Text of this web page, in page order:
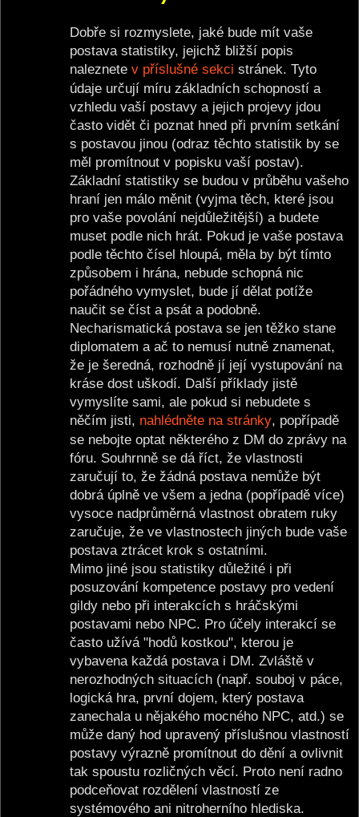
Dobře si rozmyslete, jaké bude mít vaše
postava statistiky, jejichž bližší popis
naleznetev příslušné sekci stránek. Tyto
údaje určují míru základních schopností a
vzhledu vaší postavy a jejich projevy jdou
často vidět či poznat hned při prvním setkání
s postavou jinou (odraz těchto statistik by se
měl promítnout v popisku vaší postav).
Základní statistiky se budou v průběhu vašeho
hraní jen málo měnit (vyjma těch, které jsou
pro vaše povolání nejdůležitější) a budete
muset podle nich hrát. Pokud je vaše postava
podle těchto čísel hloupá, měla by být tímto
způsobem i hrána, nebude schopná nic
pořádného vymyslet, bude jí dělat potíže
naučit se číst a psát a podobně.
Necharismatická postava se jen těžko stane
diplomatem a ač to nemusí nutně znamenat,
že je šeredná, rozhodně jí její vystupování na
kráse dost uškodí. Další příklady jistě
vymyslíte sami, ale pokud si nebudete s
něčím jisti, nahlédněte na stránky, popřípadě
se nebojte optat některého z DM do zprávy na
fóru. Souhrnně se dá říct, že vlastnosti
zaručují to, že žádná postava nemůže být
dobrá úplně ve všem a jedna (popřípadě více)
vysoce nadprůměrná vlastnost obratem ruky
zaručuje, že ve vlastnostech jiných bude vaše
postava ztrácet krok s ostatními.
Mimo jiné jsou statistiky důležité i při
posuzování kompetence postavy pro vedení
gildy nebo při interakcích s hráčskými
postavami nebo NPC. Pro účely interakcí se
často užívá "hodů kostkou", kterou je
vybavena každá postava i DM. Zvláště v
nerozhodných situacích (např. souboj v páce,
logická hra, první dojem, který postava
zanechala u nějakého mocného NPC, atd.) se
může daný hod upravený příslušnou vlastností
postavy výrazně promítnout do dění a ovlivnit
tak spoustu rozličných věcí. Proto není radno
podceňovat rozdělení vlastností ze
systémového ani nitroherního hlediska.